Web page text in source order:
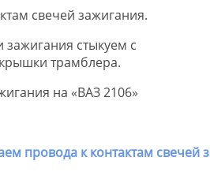
свечей зажигания.
стыкуем с
трамблера.
на «ВАЗ 2106»